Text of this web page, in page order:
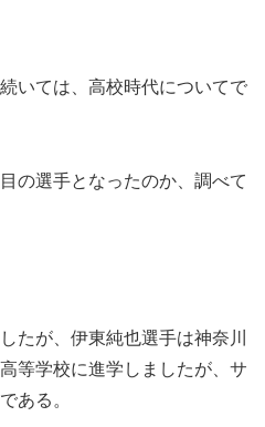
いては、高校時代についてで
の選手となったのか、調べて
たが、伊東純也選手は神奈川
等学校に進学しましたが、サ
ある。